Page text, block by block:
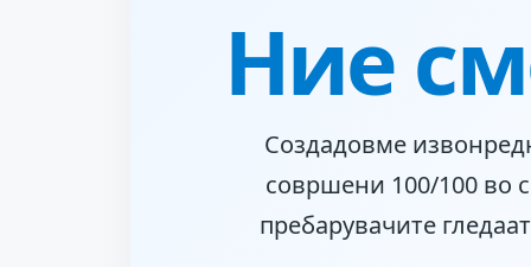
Ние
Создадовме
совршени 100/100 во
пребарувачите